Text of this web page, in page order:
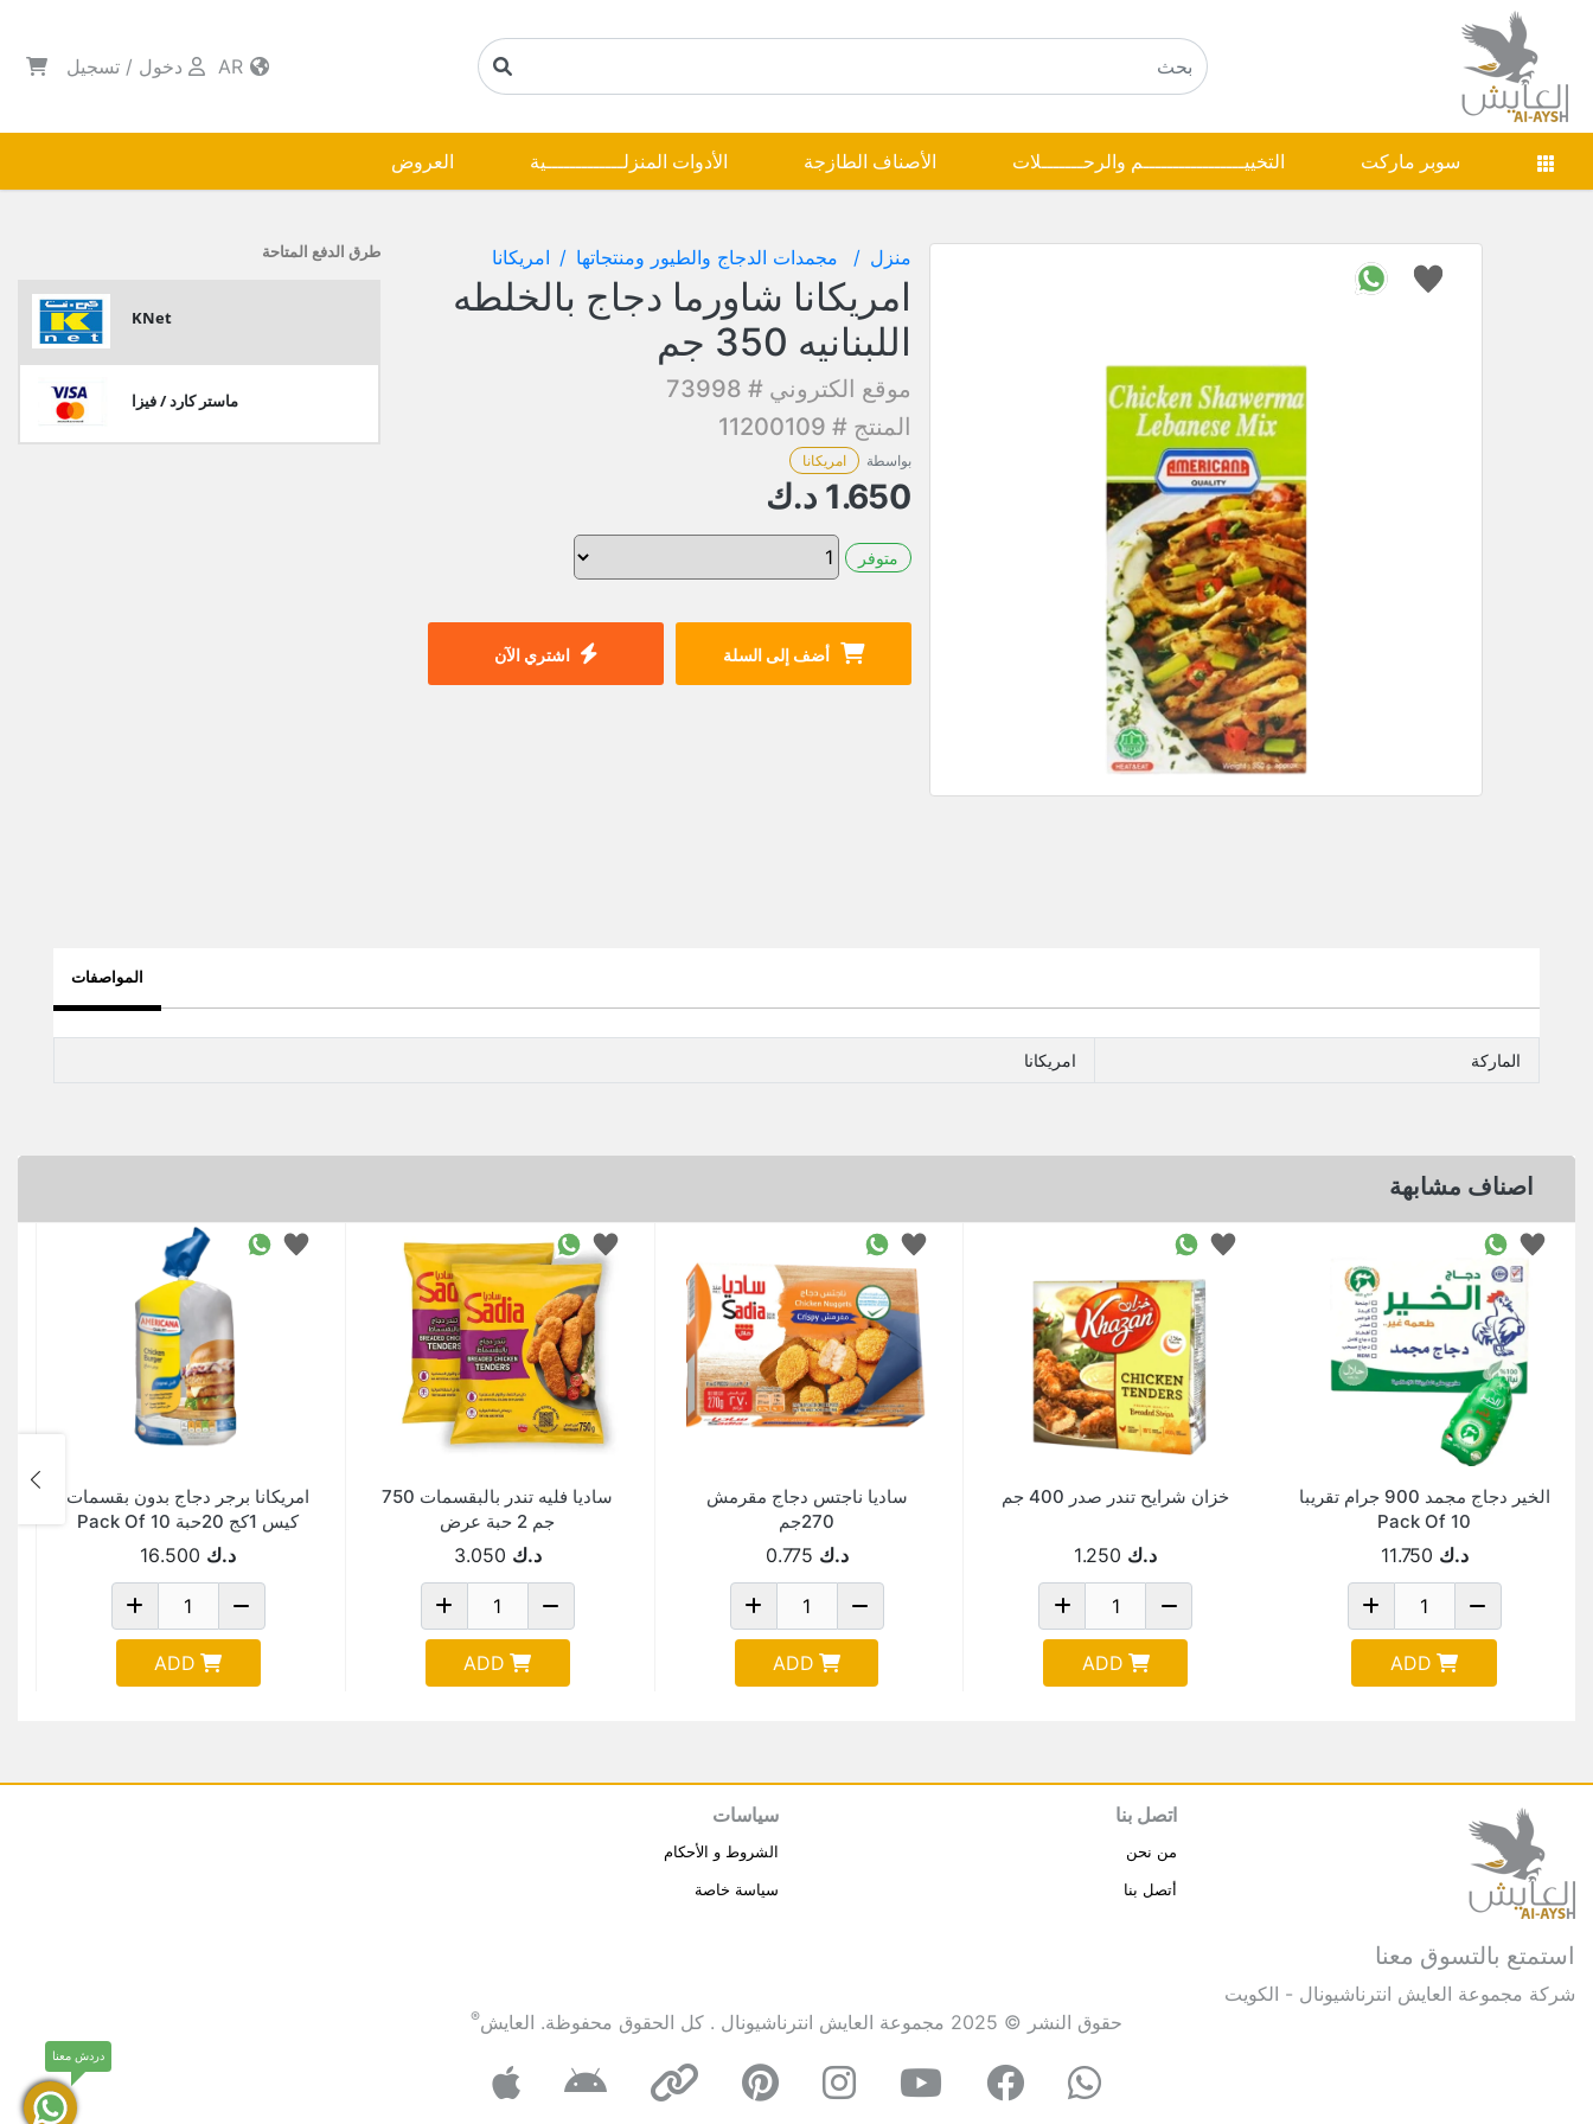
دخول / تسجيل
سوبر ماركت التخييـــــــــــــــــم والرحـــــــلات الأصناف الطازجة الأدوات المنزلـــــــــــــية العروض
منزل مجمدات الدجاج والطيور ومنتجاتها امريكانا
امريكانا شاورما دجاج بالخلطه
اللبنانيه 350 جم
موقع الكتروني # 73998
المنتج # 11200109
بواسطة امريكانا
1.650 د.ك
متوفر
أضف إلى السلة اشتري الآن
طرق الدفع المتاحة
KNet
ماستر كارد / فيزا
المواصفات
الماركة امريكانا
اصناف مشابهة
الخير دجاج مجمد 900 جرام تقريبا
Pack Of 10
د.ك 11.750
ADD
خزان شرايح تندر صدر 400 جم
د.ك 1.250
ADD
ساديا ناجتس دجاج مقرمش
270جم
د.ك 0.775
ADD
ساديا فليه تندر بالبقسمات 750
جم 2 حبة عرض
د.ك 3.050
ADD
امريكانا برجر دجاج بدون بقسمات
كيس 1كج 20حبة Pack Of 10
د.ك 16.500
ADD
استمتع بالتسوق معنا
شركة مجموعة العايش انترناشيونال - الكويت
اتصل بنا
من نحن
أتصل بنا
سياسات
الشروط و الأحكام
سياسة خاصة
حقوق النشر © 2025 مجموعة العايش انترناشيونال . كل الحقوق محفوظة. العايش®
دردش معنا